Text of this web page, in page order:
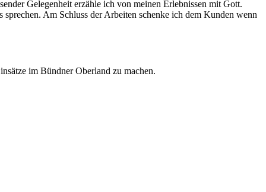
Gelegenheit erzähle ich von meinen Erlebnissen mit Gott.
Am Schluss der Arbeiten schenke ich dem Kunden wenn
im Bündner Oberland zu machen.